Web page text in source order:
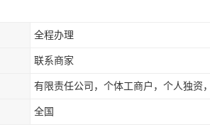
全程办理
联系商家
全国